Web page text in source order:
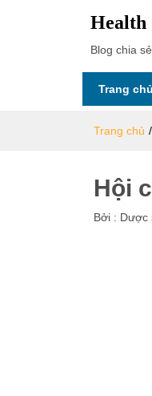
Health
Blog chia
Trang chủ
Trang chủ /
Hội
Bởi : Dược